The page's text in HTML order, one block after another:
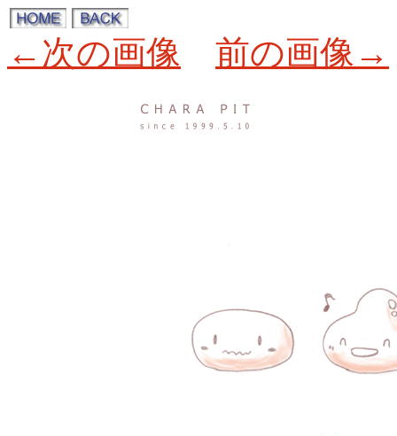
←次の画像 前の画像→